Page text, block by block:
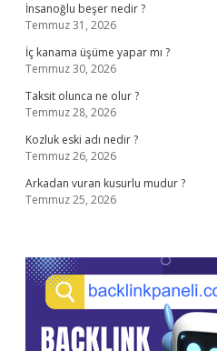
İnsanoğlu beşer nedir ?
Temmuz 31, 2026
İç kanama üşüme yapar mı ?
Temmuz 30, 2026
Taksit olunca ne olur ?
Temmuz 28, 2026
Kozluk eski adı nedir ?
Temmuz 26, 2026
Arkadan vuran kusurlu mudur ?
Temmuz 25, 2026